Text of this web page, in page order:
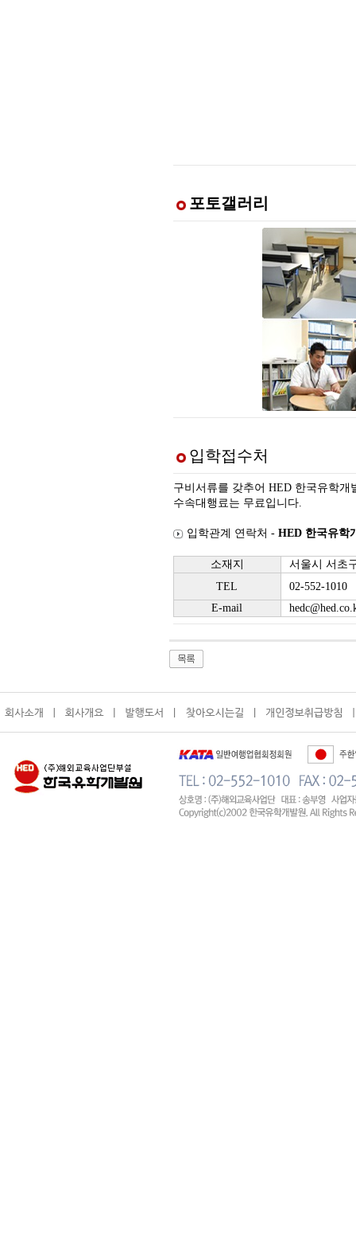
포토갤러리
입학접수처
구비서류를 갖추어 HED 한국유학개
수속대행료는 무료입니다.
입학관계 연락처 - HED 한국유학
소재지
서울시 서초
TEL
02-552-1010
E-mail